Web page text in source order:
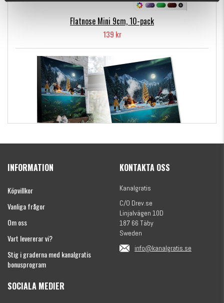
Flatnose Mini 9cm, 10-pack
139 kr
(julkalender)
INFORMATION
Köpvillkor
Vanliga frågor
Om oss
Vart levererar vi?
Stig i graderna med kanalgratis
bonusprogram
KONTAKTA OSS
Kanalgratis
C/O Drev.se
Linjalvägen 10D
187 66 Täby
Sweden
info@kanalgratis.se
SOCIALA MEDIER